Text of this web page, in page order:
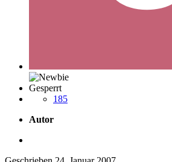
Gesperrt
185
Autor